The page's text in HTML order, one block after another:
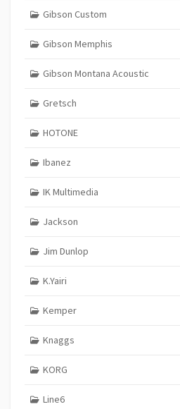
Gibson Custom
Gibson Memphis
Gibson Montana Acoustic
Gretsch
HOTONE
Ibanez
IK Multimedia
Jackson
Jim Dunlop
K.Yairi
Kemper
Knaggs
KORG
Line6